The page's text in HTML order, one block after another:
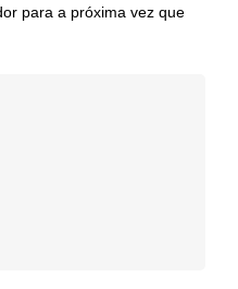
para a próxima vez que